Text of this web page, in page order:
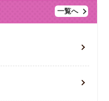
一覧へ